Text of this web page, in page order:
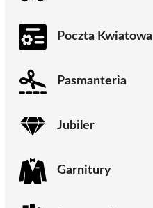
Poczta Kwiatowa
Pasmanteria
Jubiler
Garnitury